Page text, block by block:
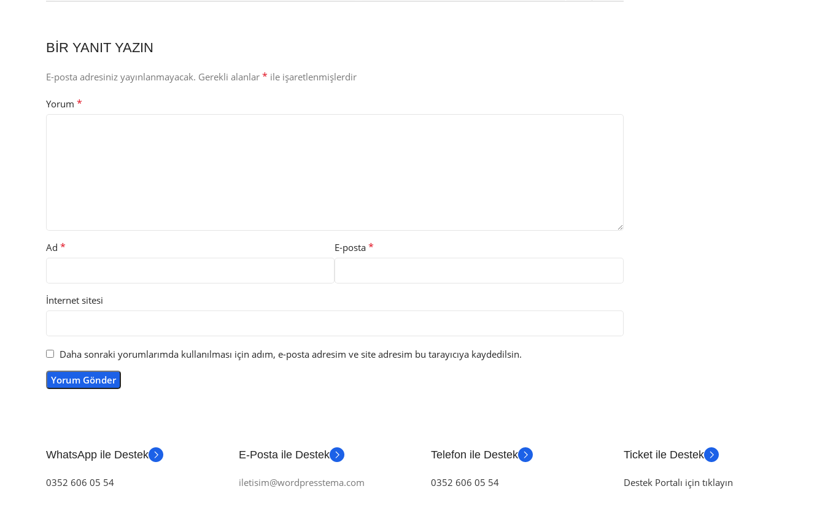
BIR YANIT YAZIN
E-posta adresiniz yayınlanmayacak. Gerekli alanlar * ile işaretlenmişlerdir
Yorum *
Ad * E-posta*
İnternet sitesi
Daha sonraki yorumlarımda kullanılması için adım, e-posta adresim ve site adresim bu tarayıcıya kaydedilsin.
WhatsApp ile Destek
0352 606 05 54
E-Posta ile Destek
iletisim@wordpresstema.com
Telefon ile Destek
0352 606 05 54
Ticket ile Destek
Destek Portalı için tıklayın